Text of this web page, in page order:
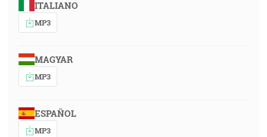
ITALIANO
MP3
MAGYAR
MP3
ESPAÑOL
MP3